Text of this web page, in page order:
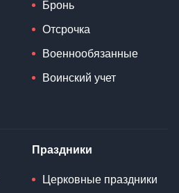
Бронь
Отсрочка
Военнообязанные
Воинский учет
Праздники
Церковные праздники